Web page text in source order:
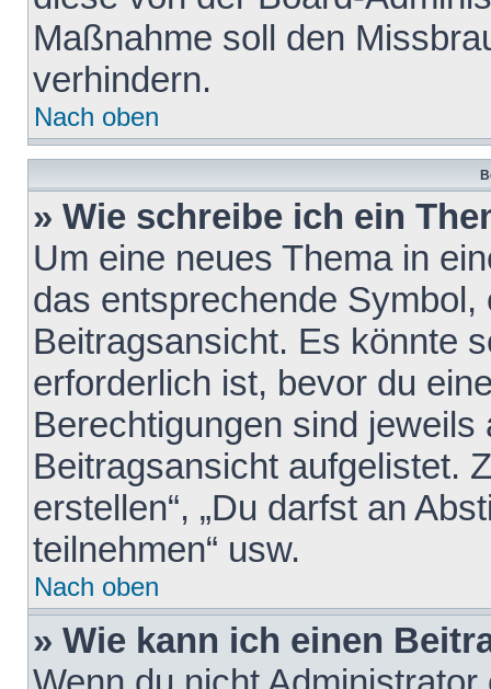
Maßnahme soll den
verhindern.
Nach oben
» Wie schreibe ich ein
Um eine neues Thema in
das entsprechende
Beitragsansicht. Es könnte
erforderlich ist, bevor du
Berechtigungen sind
Beitragsansicht aufgelistet.
erstellen“, „Du darfst an
teilnehmen“ usw.
Nach oben
» Wie kann ich einen